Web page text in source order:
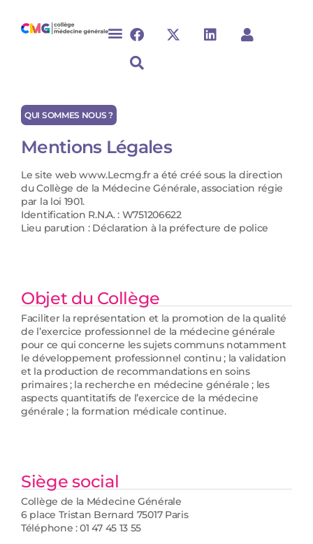
QUI SOMMES NOUS ?
Mentions Légales
Le site web www.Lecmg.fr a été créé sous la direction
du Collège de la Médecine Générale, association régie
par la loi 1901.
Identification R.N.A. : W751206622
Lieu parution : Déclaration à la préfecture de police
Objet du Collège
Faciliter la représentation et la promotion de la qualité
de l’exercice professionnel de la médecine générale
pour ce qui concerne les sujets communs notamment
le développement professionnel continu ; la validation
et la production de recommandations en soins
primaires ; la recherche en médecine générale ; les
aspects quantitatifs de l’exercice de la médecine
générale ; la formation médicale continue.
Siège social
Collège de la Médecine Générale
6 place Tristan Bernard 75017 Paris
Téléphone : 01 47 45 13 55